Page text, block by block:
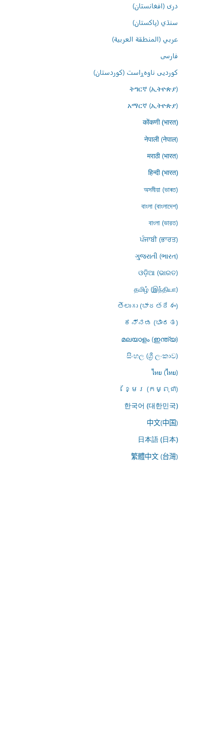
درى (افغانستان)
سنڌي (پاکستان)
عربي (المنطقة العربية)
فارسى
کوردیی ناوەڕاست (کوردستان)
ትግርኛ (ኢትዮጵያ)
አማርኛ (ኢትዮጵያ)
कोंकणी (भारत)
नेपाली (नेपाल)
मराठी (भारत)
हिन्दी (भारत)
অসমীয়া (ভাৰত)
বাংলা (বাংলাদেশ)
বাংলা (ভারত)
ਪੰਜਾਬੀ (ਭਾਰਤ)
ગુજરાતી (ભારત)
ଓଡ଼ିଆ (ଭାରତ)
தமிழ் (இந்தியா)
తెలుగు (భారతదేశం)
ಕನ್ನಡ (ಭಾರತ)
മലയാളം (ഇന്ത്യ)
සිංහල (ශ්‍රී ලංකාව)
ไทย (ไทย)
ខ្មែរ (កម្ពុជា)
한국어 (대한민국)
中文(中国)
日本語 (日本)
繁體中文 (台灣)